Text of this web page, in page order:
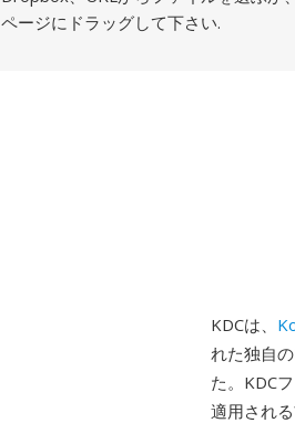
ページにドラッグして下さい.
KDCは、
れた独自
た。KDC
適用され